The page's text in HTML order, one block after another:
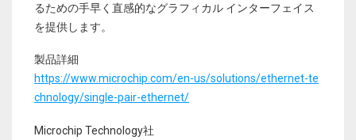
るための手早く直感的なグラフィカル インターフェイス
を提供します。
製品詳細
https://www.microchip.com/en-us/solutions/ethernet-te
chnology/single-pair-ethernet/
Microchip Technology社